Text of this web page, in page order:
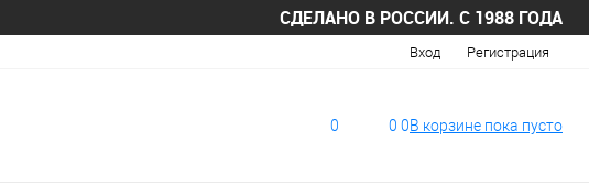
СДЕЛАНО В РОССИИ. С 1988 ГОДА
Вход Регистрация
0 0 0В корзине пока пусто